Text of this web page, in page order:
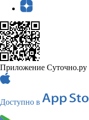
Приложение Суточно.ру
Доступно в